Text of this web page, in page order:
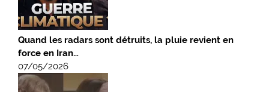
Quand les radars sont détruits, la pluie revient en
force en Iran…
07/05/2026